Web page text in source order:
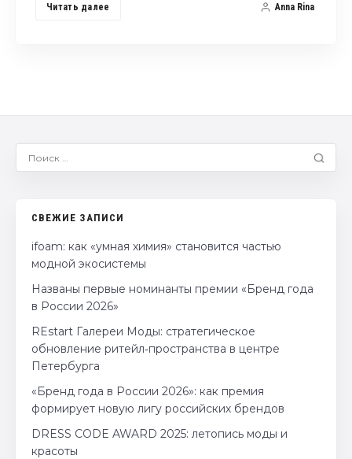
Читать далее Anna Rina
СВЕЖИЕ ЗАПИСИ
ifoam: как «умная химия» становится частью
модной экосистемы
Названы первые номинанты премии «Бренд года
в России 2026»
REstart Галереи Моды: стратегическое
обновление ритейл‑пространства в центре
Петербурга
«Бренд года в России 2026»: как премия
формирует новую лигу российских брендов
DRESS CODE AWARD 2025: летопись моды и
красоты